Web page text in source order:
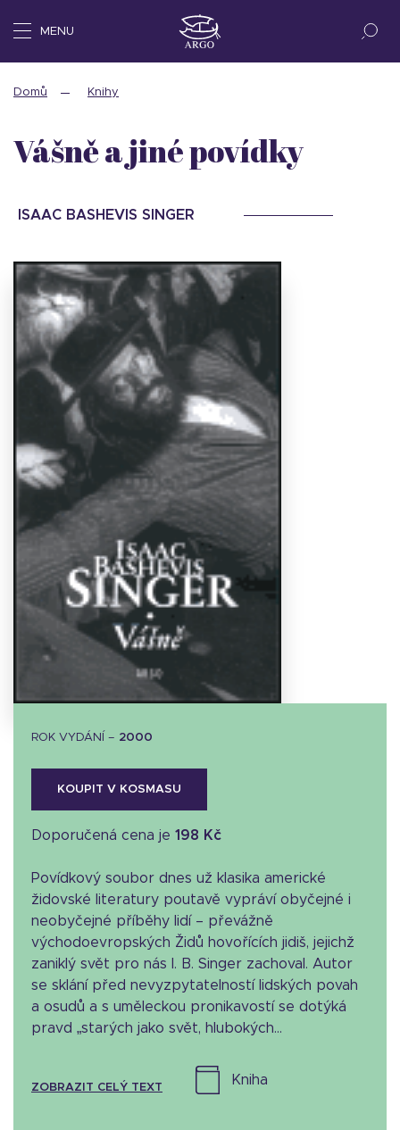
MENU
Domů Knihy
Vášně a jiné povídky
ISAAC BASHEVIS SINGER
ROK VYDÁNÍ – 2000
KOUPIT V KOSMASU
Doporučená cena je 198 Kč
Povídkový soubor dnes už klasika americké
židovské literatury poutavě vypráví obyčejné i
neobyčejné příběhy lidí – převážně
východoevropských Židů hovořících jidiš, jejichž
zaniklý svět pro nás I. B. Singer zachoval. Autor
se sklání před nevyzpytatelností lidských povah
a osudů a s uměleckou pronikavostí se dotýká
pravd „starých jako svět, hlubokých...
ZOBRAZIT CELÝ TEXT
kniha